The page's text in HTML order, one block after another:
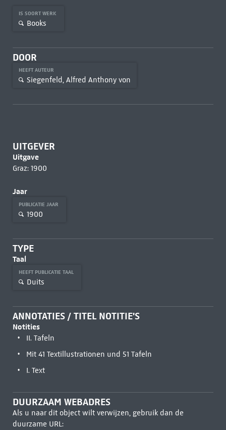
IS SOORT WERK
Books
DOOR
HEEFT AUTEUR
Siegenfeld, Alfred Anthony von
UITGEVER
Uitgave
Graz: 1900
Jaar
PUBLICATIE JAAR
1900
TYPE
Taal
HEEFT PUBLICATIE TAAL
Duits
ANNOTATIES / TITEL NOTITIE'S
Notities
II. Tafeln
Mit 41 Textillustrationen und 51 Tafeln
I. Text
DUURZAAM WEBADRES
Als u naar dit object wilt verwijzen, gebruik dan de
duurzame URL: